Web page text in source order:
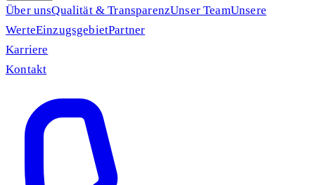
Über unsQualität & TransparenzUnser TeamUnsere
WerteEinzugsgebietPartner
Karriere
Kontakt